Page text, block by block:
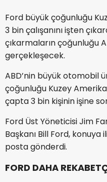
Ford büyük çoğunluğu
3 bin çalışanını işten
çıkarmaların çoğunluğu
gerçekleşecek.
ABD’nin büyük otomobil
çoğunluğu Kuzey
çapta 3 bin kişinin işine
Ford Üst Yöneticisi Jim
Başkanı Bill Ford,
posta gönderdi.
FORD DAHA